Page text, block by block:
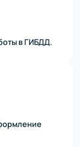
в ГИБДД.